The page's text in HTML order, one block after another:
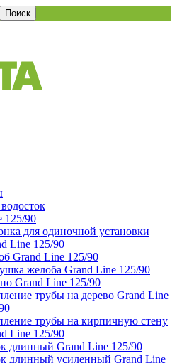
Поиск
125/90
для одиночной установки
Line 125/90
Grand Line 125/90
желоба Grand Line 125/90
Grand Line 125/90
трубы на дерево Grand Line
трубы на кирпичную стену
Line 125/90
длинный Grand Line 125/90
длинный усиленный Grand Line